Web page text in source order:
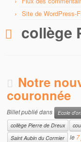
Site de WordPress-
collège
Notre
couronnée
Billet publié dans Ecole
collège Pierre de Dreux
Saint Aubin du Cormier
le